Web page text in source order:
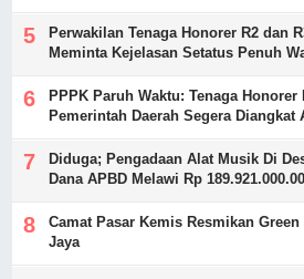
Perwakilan Tenaga Honorer R2 dan
Meminta Kejelasan Setatus Penuh
PPPK Paruh Waktu: Tenaga Honorer
Pemerintah Daerah Segera Diangkat
Diduga; Pengadaan Alat Musik Di
Dana APBD Melawi Rp
Camat Pasar Kemis Resmikan
Jaya